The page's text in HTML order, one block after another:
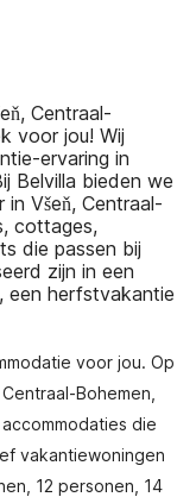
Centraal-
voor jou! Wij
ervaring in
Belvilla bieden we
Všeň, Centraal-
cottages,
die passen bij
zijn in een
een herfstvakantie
voor jou. Op
Bohemen,
die
vakantiewoningen
12 personen, 14